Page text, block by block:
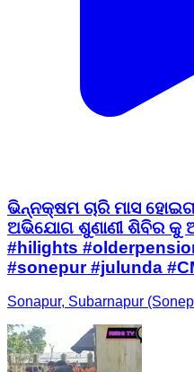
ଭିନ୍ନକ୍ଷମ ଚାରି ମାସ
ଅଭିଯୋଗ ଶୁଣାଣୀ ଶିବିର କୁ
#hilights
#sonepur #julunda
Sonapur, Subarnapur